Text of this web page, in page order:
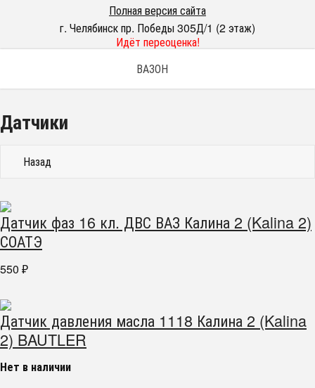
Полная версия сайта
г. Челябинск пр. Победы 305Д/1 (2 этаж)
Идёт переоценка!
ВАЗОН
Датчики
Назад
Датчик фаз 16 кл. ДВС ВАЗ Калина 2 (Kalina 2)
СОАТЭ
550 ₽
Датчик давления масла 1118 Калина 2 (Kalina
2) BAUTLER
Нет в наличии